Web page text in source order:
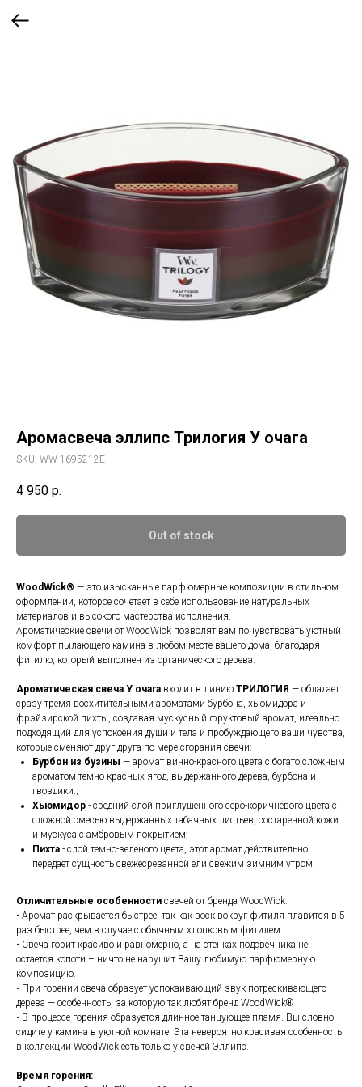
Аромасвеча эллипс Трилогия У очага
SKU: WW-1695212E
4 950 р.
Out of stock
WoodWick® — это изысканные парфюмерные композиции в стильном
оформлении, которое сочетает в себе использование натуральных
материалов и высокого мастерства исполнения.
Ароматические свечи от WoodWick позволят вам почувствовать уютный
комфорт пылающего камина в любом месте вашего дома, благодаря
фитилю, который выполнен из органического дерева.
Ароматическая свеча У очага входит в линию ТРИЛОГИЯ — обладает
сразу тремя восхитительными ароматами бурбона, хьюмидора и
фрэйзирской пихты, создавая мускусный фруктовый аромат, идеально
подходящий для успокоения души и тела и пробуждающего ваши чувства,
которые сменяют друг друга по мере сгорания свечи:
Бурбон из бузины — аромат винно-красного цвета с богато сложным
ароматом темно-красных ягод, выдержанного дерева, бурбона и
гвоздики.;
Хьюмидор - средний слой приглушенного серо-коричневого цвета с
сложной смесью выдержанных табачных листьев, состаренной кожи
и мускуса с амбровым покрытием;
Пихта - слой темно-зеленого цвета, этот аромат действительно
передает сущность свежесрезанной ели свежим зимним утром.
Отличительные особенности свечей от бренда WoodWick:
• Аромат раскрывается быстрее, так как воск вокруг фитиля плавится в 5
раз быстрее, чем в случае с обычным хлопковым фитилем.
• Свеча горит красиво и равномерно, а на стенках подсвечника не
остается копоти – ничто не нарушит Вашу любимую парфюмерную
композицию.
• При горении свеча образует успокаивающий звук потрескивающего
дерева — особенность, за которую так любят бренд WoodWick®
• В процессе горения образуется длинное танцующее пламя. Вы словно
сидите у камина в уютной комнате. Эта невероятно красивая особенность
в коллекции WoodWick есть только у свечей Эллипс.
Время горения: